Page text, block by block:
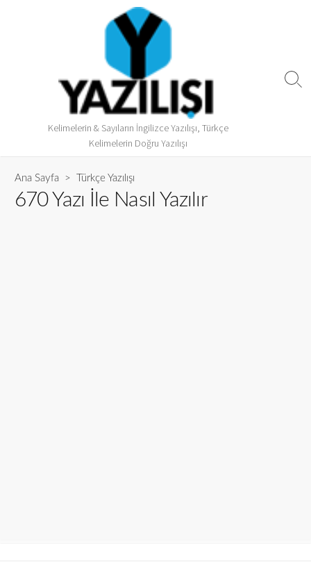
Kelimelerin & Sayıların İngilizce Yazılışı, Türkçe
Kelimelerin Doğru Yazılışı
Ana Sayfa > Türkçe Yazılışı
670 Yazı İle Nasıl Yazılır